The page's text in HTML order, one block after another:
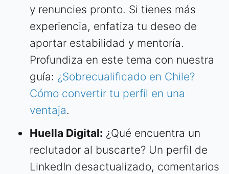
y renuncies pronto. Si tienes más
experiencia, enfatiza tu deseo de
aportar estabilidad y mentoría.
Profundiza en este tema con nuestra
guía: ¿Sobrecualificado en Chile?
Cómo convertir tu perfil en una
ventaja.
Huella Digital: ¿Qué encuentra un
reclutador al buscarte? Un perfil de
LinkedIn desactualizado, comentarios